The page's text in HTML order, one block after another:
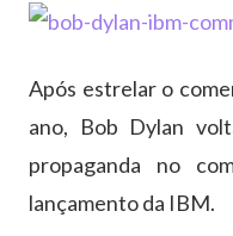
Após estrelar o
ano, Bob Dylan
propaganda no
lançamento da IBM.